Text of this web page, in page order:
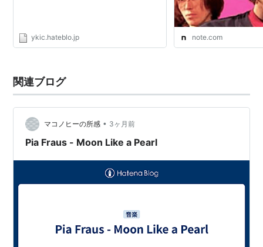
あることから、Shoe（靴）をgaze（凝視）する者、
Slowdiveなど。
ASIN:B00005G499
名盤とされている。
00年代に入って、テクノから派生したエレクトロニカ
Schnauss、M83などのエレクトロニカ・シューゲイザ
ーが新たに注目を浴びている。
ykic.hateblo.jp note.com
関連ブログ
マコノヒーの所感 • 3ヶ月前
Pia Fraus - Moon Like a Pearl